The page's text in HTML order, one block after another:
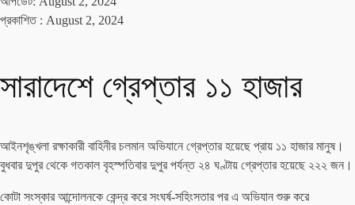
প্রকাশিত : August 2, 2024
সারাদেশে গ্রেপ্তার ১১ হাজার
আইনশৃঙ্খলা রক্ষাকারী বাহিনীর চলমান অভিযানে গ্রেপ্তার হয়েছে প্রায় ১১ হাজার মানুষ।
বুধবার দুপুর থেকে গতকাল বৃহস্পতিবার দুপুর পর্যন্ত ২৪ ঘণ্টায় গ্রেপ্তার হয়েছে ২২২ জন।
কোটা সংস্কার আন্দোলনকে কেন্দ্র করে সংঘর্ষ-সহিংসতার পর এ অভিযান শুরু করে